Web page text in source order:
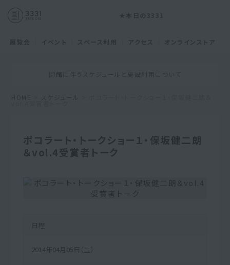
ポコラート・トークショー１・保坂健二朗
＆vol.4受賞者トーク
日程
2014年04月05日（土）